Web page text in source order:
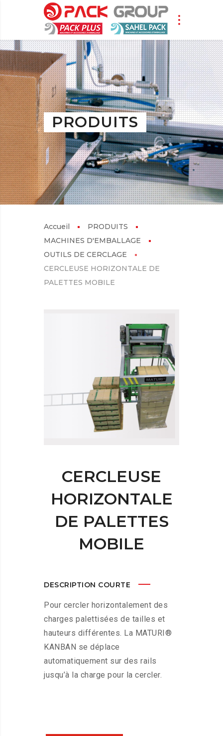
PRODUITS
Accueil
PRODUITS
MACHINES D'EMBALLAGE
OUTILS DE CERCLAGE
CERCLEUSE HORIZONTALE DE
PALETTES MOBILE
CERCLEUSE
HORIZONTALE
DE PALETTES
MOBILE
DESCRIPTION COURTE
Pour cercler horizontalement des
charges palettisées de tailles et
hauteurs différentes. La MATURI®
KANBAN se déplace
automatiquement sur des rails
jusqu’à la charge pour la cercler.